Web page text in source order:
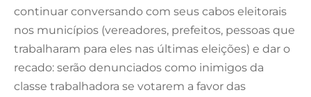
continuar conversando com seus cabos eleitorais
nos municípios (vereadores, prefeitos, pessoas que
trabalharam para eles nas últimas eleições) e dar o
recado: serão denunciados como inimigos da
classe trabalhadora se votarem a favor das